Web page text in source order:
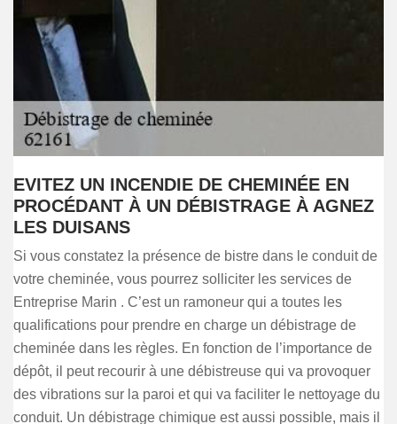
EVITEZ UN INCENDIE DE CHEMINÉE EN
PROCÉDANT À UN DÉBISTRAGE À AGNEZ
LES DUISANS
Si vous constatez la présence de bistre dans le conduit de
votre cheminée, vous pourrez solliciter les services de
Entreprise Marin . C’est un ramoneur qui a toutes les
qualifications pour prendre en charge un débistrage de
cheminée dans les règles. En fonction de l’importance de
dépôt, il peut recourir à une débistreuse qui va provoquer
des vibrations sur la paroi et qui va faciliter le nettoyage du
conduit. Un débistrage chimique est aussi possible, mais il